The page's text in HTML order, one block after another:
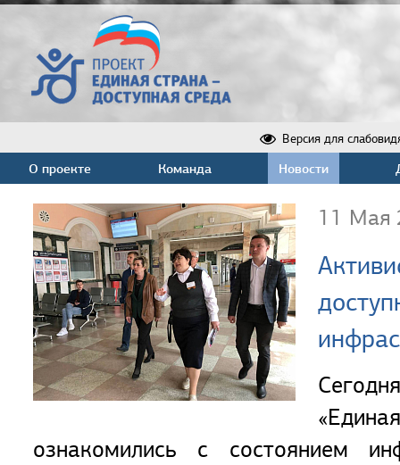
Версия для
О проекте Команда Новости
11 Мая
ознакомились с состоянием